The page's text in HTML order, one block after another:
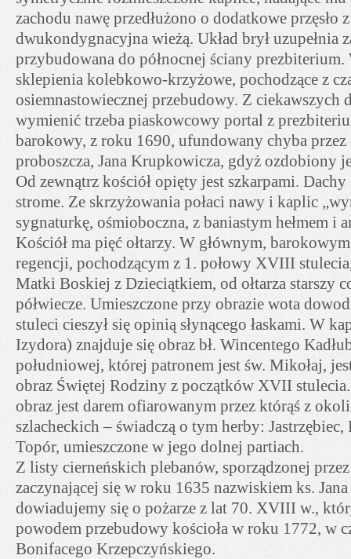
zachodu nawę przedłużono o dodatkowe przęsło
dwukondygnacyjna wieżą. Układ brył uzupełnia
przybudowana do północnej ściany
sklepienia kolebkowo-krzyżowe, pochodzące z
osiemnastowiecznej przebudowy. Z ciekawszych
wymienić trzeba piaskowcowy portal z
barokowy, z roku 1690, ufundowany chyba przez
proboszcza, Jana Krupkowicza, gdyż ozdobiony
Od zewnątrz kościół opięty jest szkarpami. Dachy
strome. Ze skrzyżowania połaci nawy i kaplic
sygnaturkę, ośmioboczna, z baniastym hełmem i
Kościół ma pięć ołtarzy. W głównym,
regencji, pochodzącym z 1. połowy XVIII
Matki Boskiej z Dzieciątkiem, od ołtarza starszy
półwiecze. Umieszczone przy obrazie wota
stuleci cieszył się opinią słynącego łaskami. W
Izydora) znajduje się obraz bł. Wincentego
południowej, której patronem jest św. Mikołaj,
obraz Świętej Rodziny z początków XVII stulecia.
obraz jest darem ofiarowanym przez którąś z
szlacheckich – świadczą o tym herby:
Topór, umieszczone w jego dolnej partiach.
Z listy cierneńskich plebanów, sporządzonej
zaczynającej się w roku 1635 nazwiskiem ks.
dowiadujemy się o pożarze z lat 70. XVIII w.,
powodem przebudowy kościoła w roku 1772, w
Bonifacego Krzepczyńskiego.